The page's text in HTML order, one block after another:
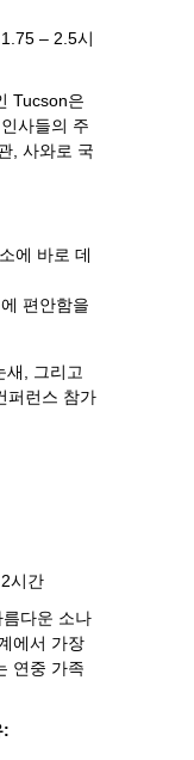
– 2.5시
Tucson은
사들의 주
, 사와로 국
에 바로 데
편안함을
새, 그리고
퍼런스 참가
시간
다운 소나
에서 가장
연중 가족
: